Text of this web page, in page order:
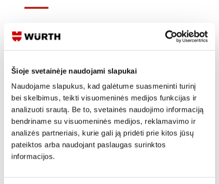
Šioje svetainėje naudojami slapukai
Naudojame slapukus, kad galėtume suasmeninti turinį
bei skelbimus, teikti visuomeninės medijos funkcijas ir
analizuoti srautą. Be to, svetainės naudojimo informaciją
bendriname su visuomeninės medijos, reklamavimo ir
analizės partneriais, kurie gali ją pridėti prie kitos jūsų
pateiktos arba naudojant paslaugas surinktos
informacijos.
Skaityti produkto aprašymą
Prisijungti / Registruotis
Rašyti užklausą
Reikia daugiau informacijos?